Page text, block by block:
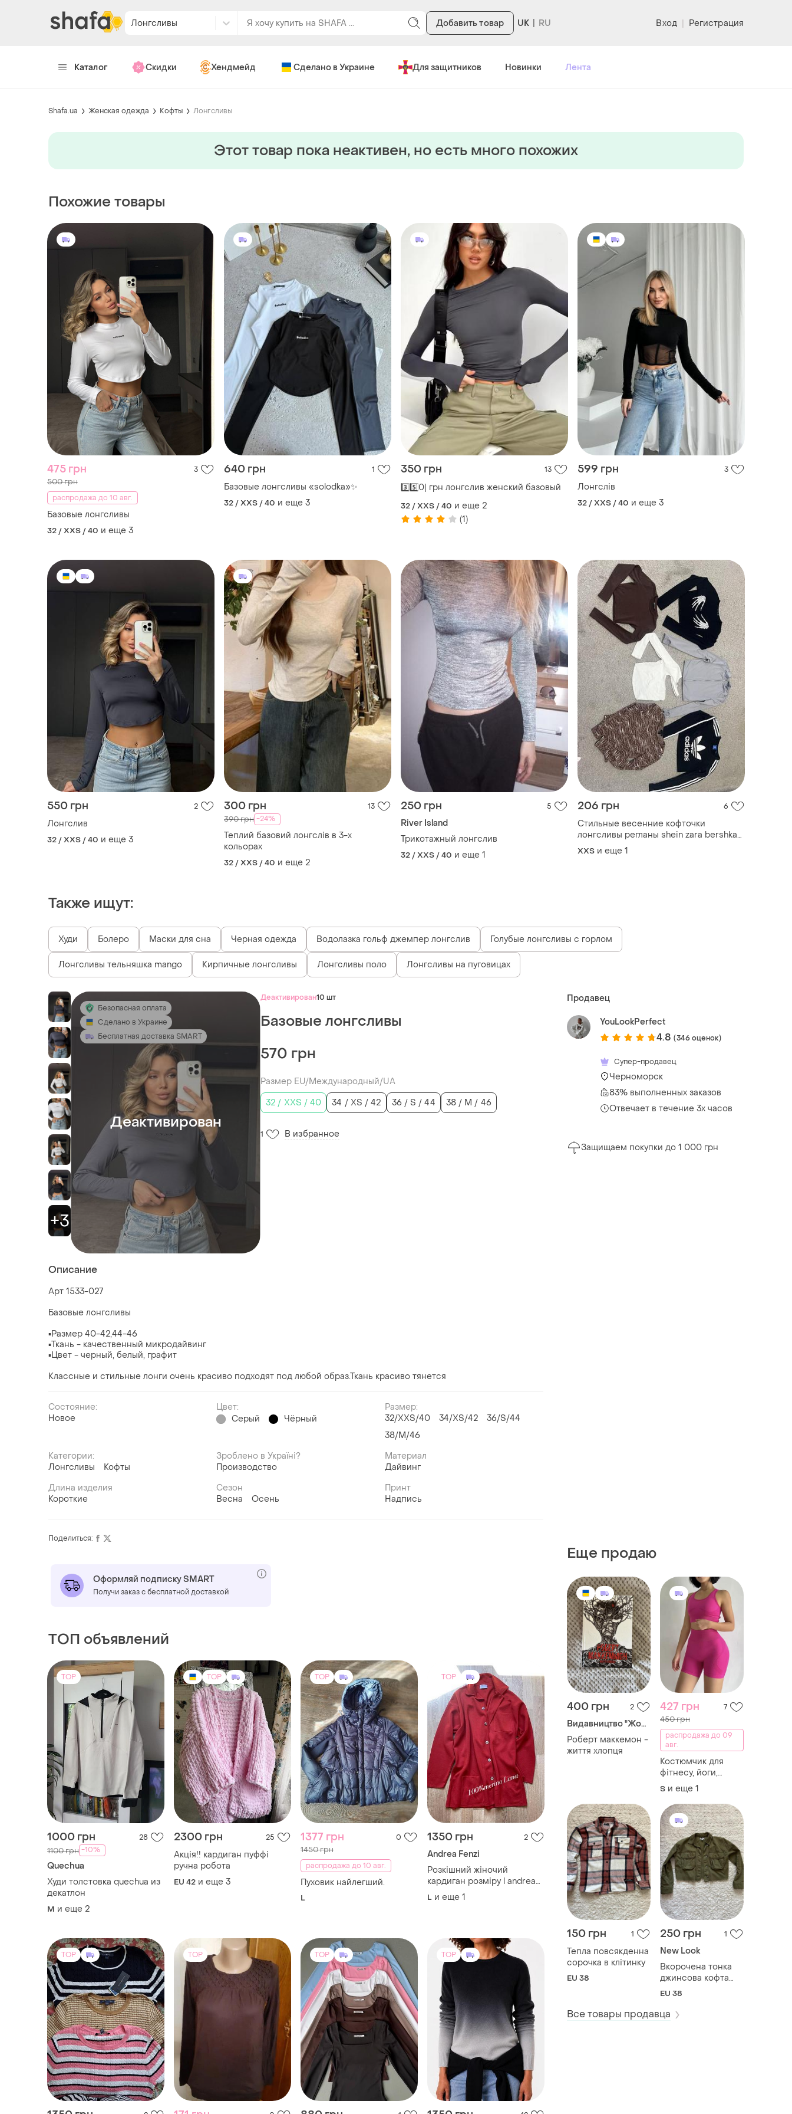
Лонгсливы Добавить товар UK Вход | Регистрация
Каталог Скидки Хендмейд Сделано в Украине Для защитников Новинки Лента
Shafa.ua Женская одежда Кофты Лонгсливы
Этот товар пока неактивен, но есть много похожих
Похожие товары
475 грн 3
500 грн
распродажа до 10 авг.
Базовые лонгсливы
32 / XXS / 40 и еще 3
640 грн 1
Базовые лонгсливы «solodka»✨
32 / XXS / 40 и еще 3
350 грн 13
3️⃣5️⃣0️| грн лонгслив женский базовый
32 / XXS / 40 и еще 2
(1)
599 грн 3
Лонгслів
32 / XXS / 40 и еще 3
550 грн 2
Лонгслив
32 / XXS / 40 и еще 3
300 грн 13
390 грн -24%
Теплий базовий лонгслів в 3-х
кольорах
32 / XXS / 40 и еще 2
250 грн 5
River Island
Трикотажный лонгслив
32 / XXS / 40 и еще 1
206 грн 6
Стильные весенние кофточки
лонгсливы регланы shein zara bershka
adidas xxs-xs
XХS и еще 1
Также ищут:
Худи Болеро Маски для сна Черная одежда Водолазка гольф джемпер лонгслив Голубые лонгсливы с горлом
Лонгсливы тельняшка mango Кирпичные лонгсливы Лонгсливы поло Лонгсливы на пуговицах
+3
Безопасная оплата
Сделано в Украине
Бесплатная доставка SMART
Деактивирован
Деактивирован10 шт
Базовые лонгсливы
570 грн
Размер EU/Международный/UA
32 / XXS / 40
34 / XS / 42 36 / S / 44 38 / M / 46
1 В избранное
Описание
Арт 1533-027
Базовые лонгсливы
▪️Размер 40-42,44-46
▪️Ткань - качественный микродайвинг
▪️Цвет - черный, белый, графит
Классные и стильные лонги очень красиво подходят под любой образ.Ткань красиво тянется
Состояние:
Новое
Цвет:
Серый
Чёрный
Размер:
32/XXS/40
34/XS/42
36/S/44
38/M/46
Категории:
Лонгсливы
Кофты
Зроблено в Україні?
Производство
Материал
Дайвинг
Длина изделия
Короткие
Сезон
Весна
Осень
Принт
Надпись
Продавец
YouLookPerfect
4.8 (346 оценок)
Супер-продавец
Черноморск
83% выполненных заказов
Отвечает в течение 3х часов
Защищаем покупки до 1 000 грн
Еще продаю
400 грн 2
Видавництво "Жорж"
Роберт маккемон -
життя хлопця
427 грн 7
450 грн
распродажа до 09
авг.
Костюмчик для
фітнесу, йоги,
спортзалу, топ і
шорти з пушап
ефектом
S и еще 1
150 грн 1
Тепла повсякденна
сорочка в клітинку
EU 38
250 грн 1
New Look
Вкорочена тонка
джинсова кофта
сорочка
EU 38
Все товары продавца
Поделиться:
Оформляй подписку SMART
Получи заказ с бесплатной доставкой
ТОП объявлений
TOP
1000 грн 28
1100 грн -10%
Quechua
Худи толстовка quechua из
декатлон
M и еще 2
TOP
2300 грн 25
Акція!! кардиган пуффі
ручна робота
EU 42 и еще 3
TOP
1377 грн 0
1450 грн
распродажа до 10 авг.
Пуховик найлегший.
L
TOP
1350 грн 2
Andrea Fenzi
Розкішний жіночий
кардиган розміру l andrea
fenzi. італія 🇮🇹 100%
меринос
L и еще 1
TOP TOP TOP TOP